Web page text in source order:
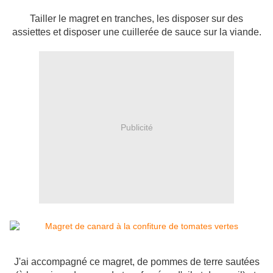
Tailler le magret en tranches, les disposer sur des
assiettes et disposer une cuillerée de sauce sur la viande.
Publicité
J'ai accompagné ce magret, de pommes de terre sautées